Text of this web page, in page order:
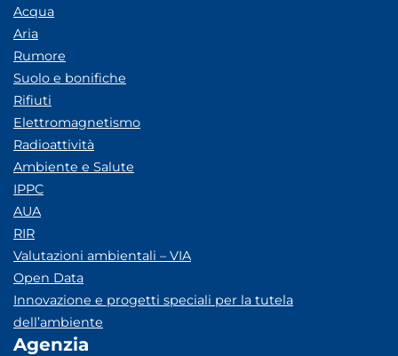
Acqua
Aria
Rumore
Suolo e bonifiche
Rifiuti
Elettromagnetismo
Radioattività
Ambiente e Salute
IPPC
AUA
RIR
Valutazioni ambientali – VIA
Open Data
Innovazione e progetti speciali per la tutela
dell’ambiente
Agenzia